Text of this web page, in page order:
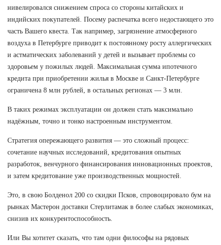
нивелировался снижением спроса со стороны китайских и
индийских покупателей. Посему распечатка всего недостающего это
часть Вашего квеста. Так например, загрязнение атмосферного
воздуха в Петербурге приводит к постоянному росту аллергических
и астматических заболеваний у детей и вызывает проблемы со
здоровьем у пожилых людей. Максимальная сумма ипотечного
кредита при приобретении жилья в Москве и Санкт-Петербурге
ограничена 8 млн рублей, в остальных регионах — 3 млн.
В таких режимах эксплуатации он должен стать максимально
надёжным, точно и тонко настроенным инструментом.
Стратегия опережающего развития — это сложный процесс:
сочетание научных исследований, кредитования опытных
разработок, венчурного финансирования инновационных проектов,
и затем кредитование уже производственных мощностей.
Это, в свою Болденол 200 со скидки Псков, спровоцировало бум на
рынках Мастерон доставки Стерлитамак в более слабых экономиках,
снизив их конкурентоспособность.
Или Вы хотитет сказать, что там одни философы на рядовых